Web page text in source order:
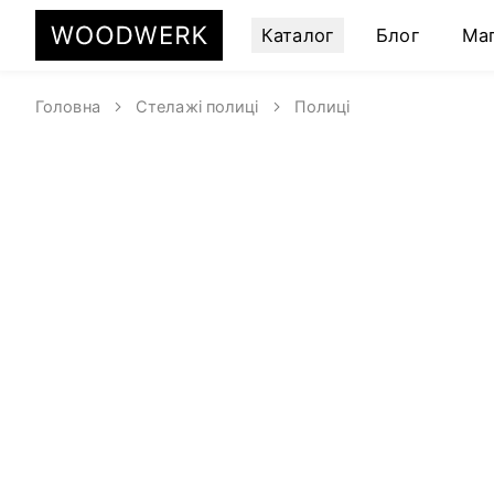
Каталог Блог
Головна Стелажі полиці Полиці